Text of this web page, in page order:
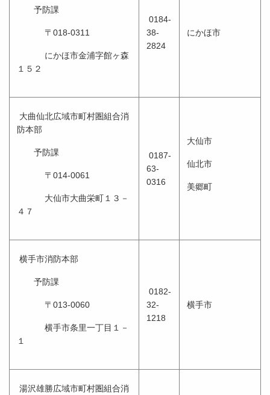
予防課
〒018-0311
にかほ市金浦字館ヶ森
１５２
0184-
38-
2824
にかほ市
大曲仙北広域市町村圏組合消
防本部
予防課
〒014-0061
大仙市大曲栄町１３－
４７
0187-
63-
0316
大仙市
仙北市
美郷町
横手市消防本部
予防課
〒013-0060
横手市条里一丁目１－
１
0182-
32-
1218
横手市
湯沢雄勝広域市町村圏組合消